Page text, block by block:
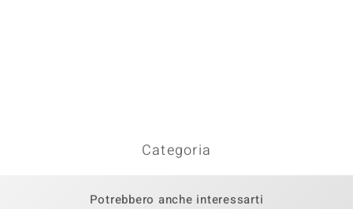
Categoria
Potrebbero anche interessarti